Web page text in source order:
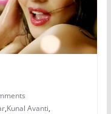
,Kunal Avanti,